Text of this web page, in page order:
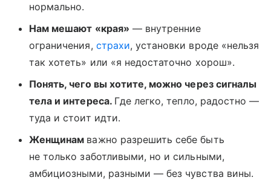
нормально.
Нам мешают «края» — внутренние
ограничения, страхи, установки вроде «нельзя
так хотеть» или «я недостаточно хорош».
Понять, чего вы хотите, можно через сигналы
тела и интереса. Где легко, тепло, радостно —
туда и стоит идти.
Женщинам важно разрешить себе быть
не только заботливыми, но и сильными,
амбициозными, разными — без чувства вины.